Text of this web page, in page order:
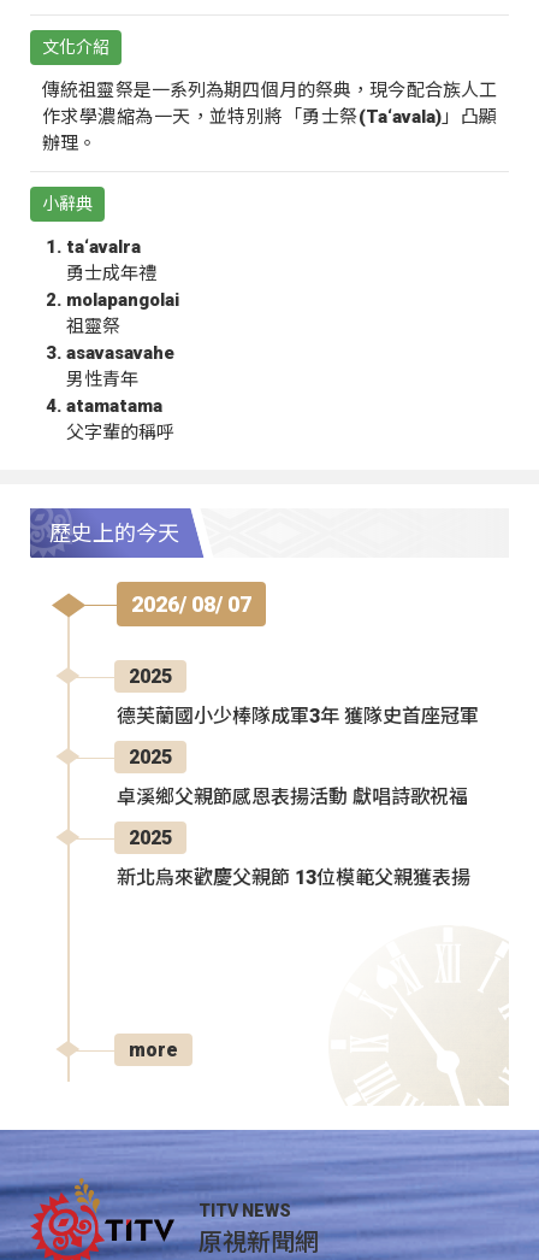
文化介紹
傳統祖靈祭是一系列為期四個月的祭典，現今配合族人工
作求學濃縮為一天，並特別將「勇士祭(Ta‘avala)」凸顯
辦理。
小辭典
ta‘avalra
勇士成年禮
molapangolai
祖靈祭
asavasavahe
男性青年
atamatama
父字輩的稱呼
歷史上的今天
2026/ 08/ 07
2025
德芙蘭國小少棒隊成軍3年 獲隊史首座冠軍
2025
卓溪鄉父親節感恩表揚活動 獻唱詩歌祝福
2025
新北烏來歡慶父親節 13位模範父親獲表揚
more
TITV NEWS
原視新聞網